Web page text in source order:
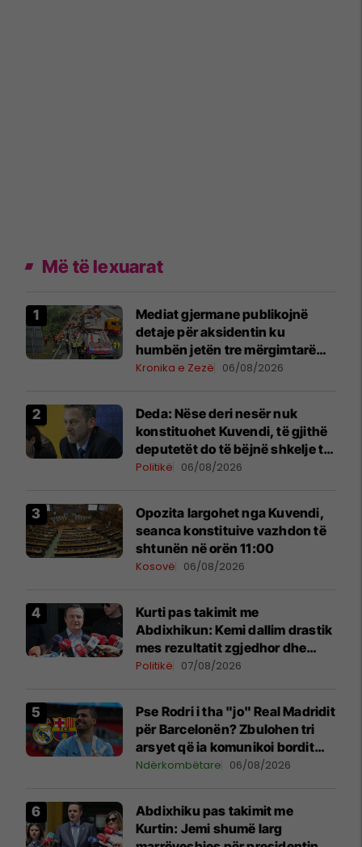
Më të lexuarat
Mediat gjermane publikojnë
detaje për aksidentin ku
humbën jetën tre mërgimtarë
nga Komogllava e Ferizajt
Kronika e Zezë 06/08/2026
Deda: Nëse deri nesër nuk
konstituohet Kuvendi, të gjithë
deputetët do të bëjnë shkelje të
rëndë kushtetuese
Politikë 06/08/2026
Opozita largohet nga Kuvendi,
seanca konstituive vazhdon të
shtunën në orën 11:00
Kosovë 06/08/2026
Kurti pas takimit me
Abdixhikun: Kemi dallim drastik
mes rezultatit zgjedhor dhe
kërkesave të LDK-së
Politikë 07/08/2026
Pse Rodri i tha "jo" Real Madridit
për Barcelonën? Zbulohen tri
arsyet që ia komunikoi bordit
madrilen
Ndërkombëtare 06/08/2026
Abdixhiku pas takimit me
Kurtin: Jemi shumë larg